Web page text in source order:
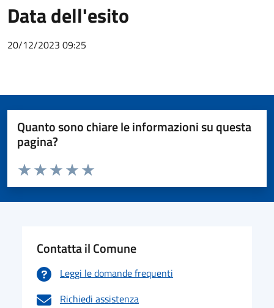
Data dell'esito
20/12/2023 09:25
Quanto sono chiare le informazioni su questa
pagina?
Valuta da 1 a 5 stelle la pagina
Valuta 5 stelle su 5
Valuta 4 stelle su 5
Valuta 3 stelle su 5
Valuta 2 stelle su 5
Valuta 1 stelle su 5
Contatta il Comune
Leggi le domande frequenti
Richiedi assistenza